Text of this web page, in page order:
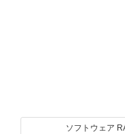
ソフトウェア